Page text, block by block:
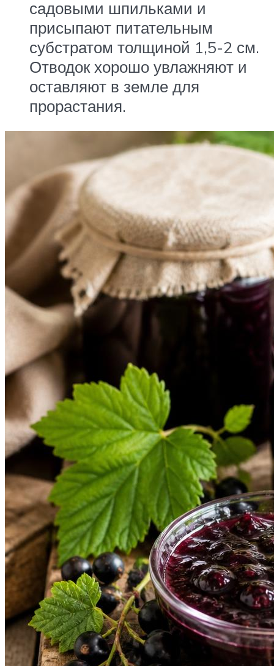
садовыми шпильками и
присыпают питательным
субстратом толщиной 1,5-2 см.
Отводок хорошо увлажняют и
оставляют в земле для
прорастания.